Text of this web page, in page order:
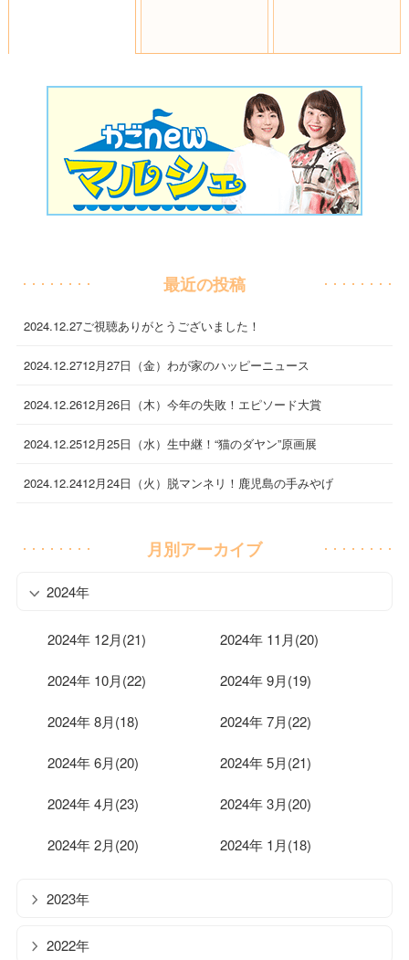
最近の投稿
2024.12.27ご視聴ありがとうございました！
2024.12.2712月27日（金）わが家のハッピーニュース
2024.12.2612月26日（木）今年の失敗！エピソード大賞
2024.12.2512月25日（水）生中継！“猫のダヤン”原画展
2024.12.2412月24日（火）脱マンネリ！鹿児島の手みやげ
月別アーカイブ
2024年
2024年 12月(21) 2024年 11月(20)
2024年 10月(22) 2024年 9月(19)
2024年 8月(18) 2024年 7月(22)
2024年 6月(20) 2024年 5月(21)
2024年 4月(23) 2024年 3月(20)
2024年 2月(20) 2024年 1月(18)
2023年
2022年